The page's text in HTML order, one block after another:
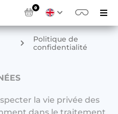
0
Politique de
confidentialité
la vie privée des